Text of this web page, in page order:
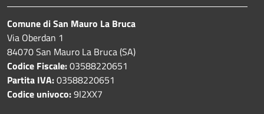
Comune di San Mauro La Bruca
Via Oberdan 1
84070 San Mauro La Bruca (SA)
Codice Fiscale:03588220651
Partita IVA:03588220651
Codice univoco:9I2XX7